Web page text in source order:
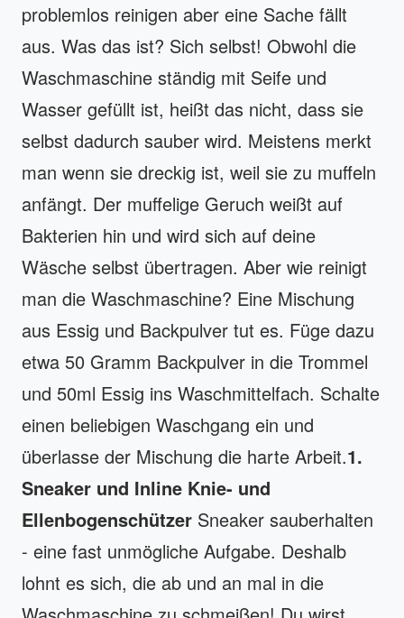
problemlos reinigen aber eine Sache fällt
aus. Was das ist? Sich selbst! Obwohl die
Waschmaschine ständig mit Seife und
Wasser gefüllt ist, heißt das nicht, dass sie
selbst dadurch sauber wird. Meistens merkt
man wenn sie dreckig ist, weil sie zu muffeln
anfängt. Der muffelige Geruch weißt auf
Bakterien hin und wird sich auf deine
Wäsche selbst übertragen. Aber wie reinigt
man die Waschmaschine? Eine Mischung
aus Essig und Backpulver tut es. Füge dazu
etwa 50 Gramm Backpulver in die Trommel
und 50ml Essig ins Waschmittelfach. Schalte
einen beliebigen Waschgang ein und
überlasse der Mischung die harte Arbeit.1.
Sneaker und Inline Knie- und
Ellenbogenschützer Sneaker sauberhalten
- eine fast unmögliche Aufgabe. Deshalb
lohnt es sich, die ab und an mal in die